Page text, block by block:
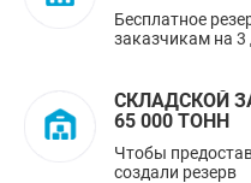
Бесплатное
заказчикам на 3
СКЛАДСКОЙ
65 000 ТОНН
Чтобы
создали резерв